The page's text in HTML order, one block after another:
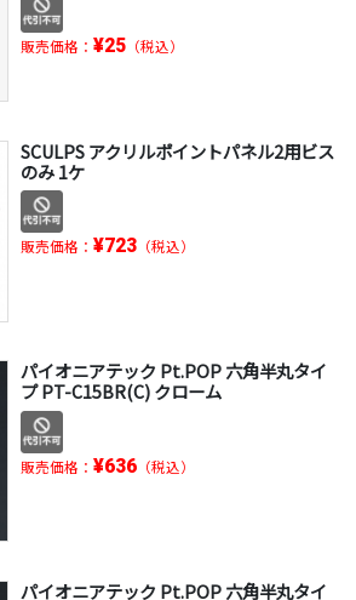
販売価格： ¥25（税込）
SCULPS アクリルポイントパネル2用ビス
のみ 1ケ
販売価格： ¥723（税込）
パイオニアテック Pt.POP 六角半丸タイ
プ PT-C15BR(C) クローム
販売価格： ¥636（税込）
パイオニアテック Pt.POP 六角半丸タイ